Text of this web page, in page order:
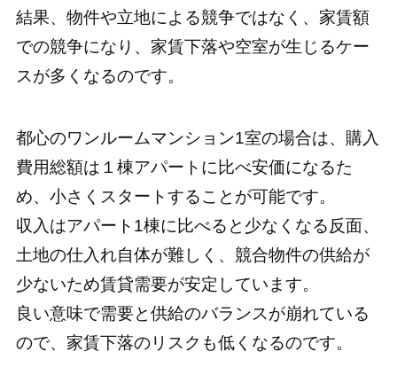
結果、物件や立地による競争ではなく、家賃額
での競争になり、家賃下落や空室が生じるケー
スが多くなるのです。
都心のワンルームマンション1室の場合は、購入
費用総額は１棟アパートに比べ安価になるた
め、小さくスタートすることが可能です。
収入はアパート1棟に比べると少なくなる反面、
土地の仕入れ自体が難しく、競合物件の供給が
少ないため賃貸需要が安定しています。
良い意味で需要と供給のバランスが崩れている
ので、家賃下落のリスクも低くなるのです。